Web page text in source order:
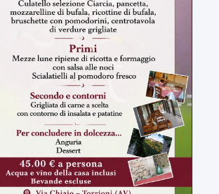
ULTIMI VIDEO
TUTTI I VIDEO
▶
7 AGOSTO 2026 SPORT BENEVENTO